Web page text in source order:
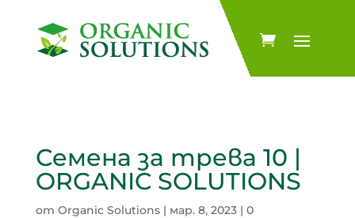
Семена за трева 10 |
ORGANIC SOLUTIONS
от Organic Solutions| мар. 8, 2023| 0